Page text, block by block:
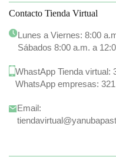
Contacto Tienda Virtual
Lunes a Viernes: 8:00
Sábados 8:00 a.m. a
WhastApp Tienda virtual:
WhatsApp empresas:
Email: